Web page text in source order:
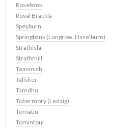
Rosebank
Royal Brackla
Speyburn
Springbank (Longrow, Hazelburn)
Strathisla
Strathmill
Teaninich
Talisker
Tamdhu
Tobermory (Ledaig)
Tomatin
Tomintoul